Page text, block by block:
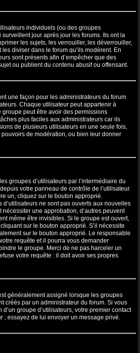
individuels (ou des groupes
jour après jour les forums. Ils ont la
les sujets, les verrouiller, les déverrouiller,
diviser dans le forum qu’ils modèrent. En
sont présents afin d’empêcher que des
ou publient du contenu abusif ou offensant.
une façon pour les administrateurs du forum
Chaque utilisateur peut appartenir à
peut être avoir des permissions
plus faciles aux administrateurs car ils
de plusieurs utilisateurs en une seule fois,
de modération, ou bien leur donner
groupes d’utilisateurs par l’intermédiaire du
depuis votre panneau de contrôle de l’utilisateur.
un, cliquez sur le bouton approprié.
ne sont pas ouverts aux nouvelles
une approbation, d’autres peuvent
même être invisibles. Si le groupe est ouvert,
sur le bouton approprié. S’il nécessite
sur le bouton approprié. Le responsable
requête et il pourra vous demander
le groupe. Merci de ne pas harceler un
votre requête : il doit avoir ses propres
généralement assigné lorsque les groupes
créés par un administrateur du forum. Si vous
groupe d’utilisateurs, votre premier contact
; essayez de lui envoyer un message privé.